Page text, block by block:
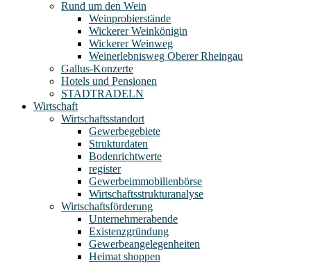
Rund um den Wein
Weinprobierstände
Wickerer Weinkönigin
Wickerer Weinweg
Weinerlebnisweg Oberer Rheingau
Gallus-Konzerte
Hotels und Pensionen
STADTRADELN
Wirtschaft
Wirtschaftsstandort
Gewerbegebiete
Strukturdaten
Bodenrichtwerte
register
Gewerbeimmobilienbörse
Wirtschaftsstrukturanalyse
Wirtschaftsförderung
Unternehmerabende
Existenzgründung
Gewerbeangelegenheiten
Heimat shoppen